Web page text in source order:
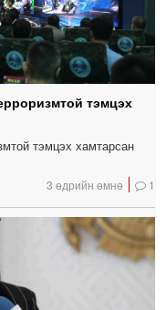
тэмцэх
тэмцэх хамтарсан
3 өдрийн өмнө 1